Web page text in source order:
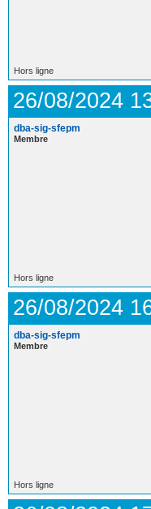
Hors ligne
26/08/2024
dba-sig-sfepm
Membre
Hors ligne
26/08/2024
dba-sig-sfepm
Membre
Hors ligne